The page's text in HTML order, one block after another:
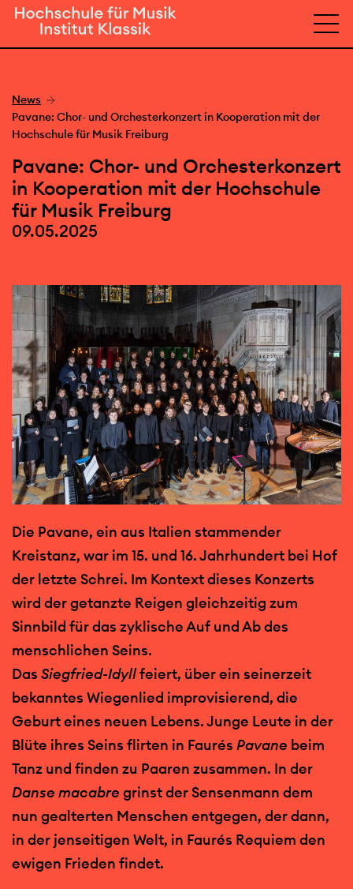
News
Pavane: Chor- und Orchesterkonzert in Kooperation mit der
Hochschule für Musik Freiburg
Pavane: Chor- und Orchesterkonzert
in Kooperation mit der Hochschule
für Musik Freiburg
09.05.2025
Die Pavane, ein aus Italien stammender
Kreistanz, war im 15. und 16. Jahrhundert bei Hof
der letzte Schrei. Im Kontext dieses Konzerts
wird der getanzte Reigen gleichzeitig zum
Sinnbild für das zyklische Auf und Ab des
menschlichen Seins.
Das Siegfried-Idyllfeiert, über ein seinerzeit
bekanntes Wiegenlied improvisierend, die
Geburt eines neuen Lebens. Junge Leute in der
Blüte ihres Seins flirten in Faurés Pavane beim
Tanz und finden zu Paaren zusammen. In der
Danse macabre grinst der Sensenmann dem
nun gealterten Menschen entgegen, der dann,
in der jenseitigen Welt, in Faurés Requiem den
ewigen Frieden findet.